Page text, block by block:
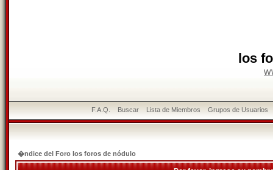
los
F.A.Q. Buscar Lista de Miembros Grupos de Usuarios
�ndice del Foro los foros de nódulo